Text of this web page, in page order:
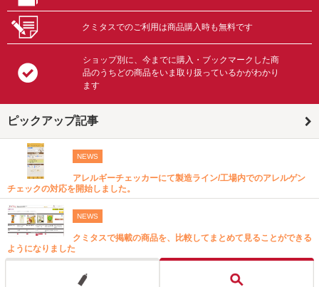
クミタスでのご利用は商品購入時も無料です
ショップ別に、今までに購入・ブックマークした商
品のうちどの商品をいま取り扱っているかがわかり
ます
ピックアップ記事
NEWS
アレルギーチェッカーにて製造ライン/工場内でのアレルゲン
チェックの対応を開始しました。
NEWS
クミタスで掲載の商品を、比較してまとめて見ることができる
ようになりました